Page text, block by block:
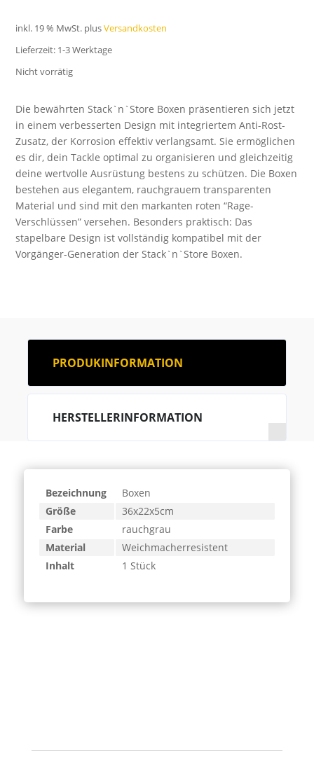
inkl. 19 % MwSt. plusVersandkosten
Lieferzeit: 1-3 Werktage
Nicht vorrätig
Die bewährten Stack`n`Store Boxen präsentieren sich jetzt
in einem verbesserten Design mit integriertem Anti-Rost-
Zusatz, der Korrosion effektiv verlangsamt. Sie ermöglichen
es dir, dein Tackle optimal zu organisieren und gleichzeitig
deine wertvolle Ausrüstung bestens zu schützen. Die Boxen
bestehen aus elegantem, rauchgrauem transparenten
Material und sind mit den markanten roten “Rage-
Verschlüssen” versehen. Besonders praktisch: Das
stapelbare Design ist vollständig kompatibel mit der
Vorgänger-Generation der Stack`n`Store Boxen.
Bezeichnung
Boxen
Größe
36x22x5cm
Farbe
rauchgrau
Material
Weichmacherresistent
Inhalt
1 Stück
PRODUKINFORMATION
HERSTELLERINFORMATION